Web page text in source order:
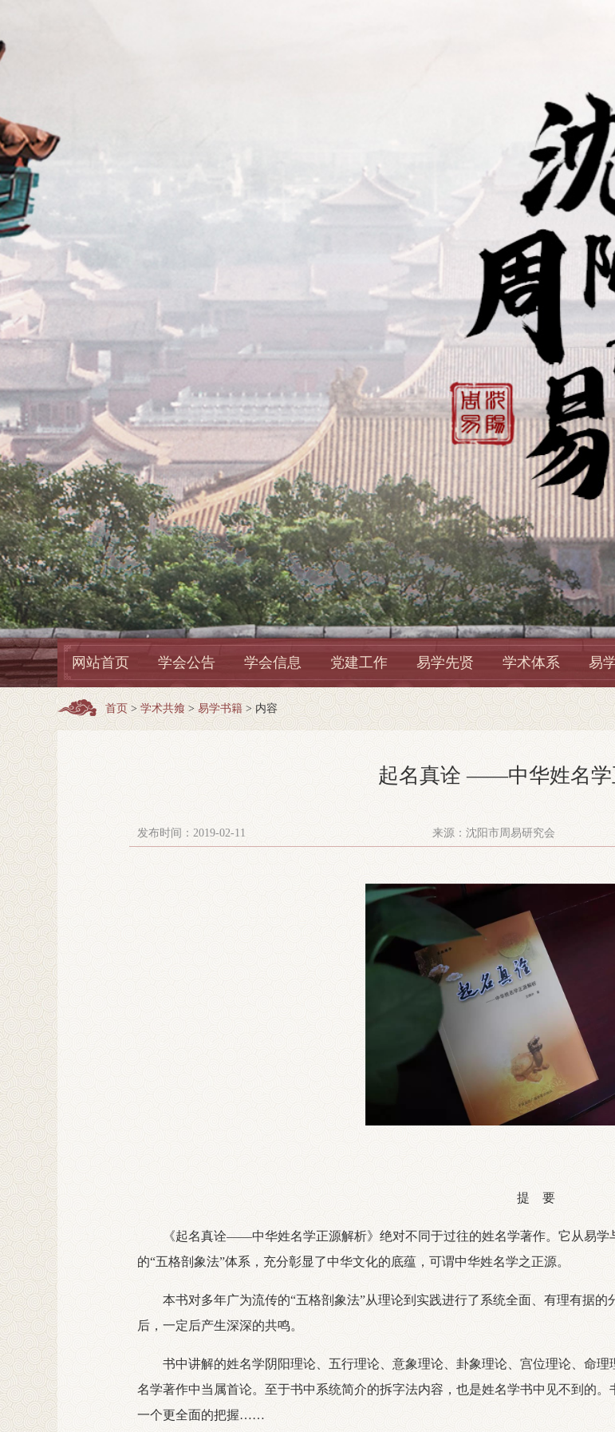
网站首页 学会公告 学会信息 党建工作 易学先贤 学术体系 易
首页 > 学术共飨 > 易学书籍 > 内容
起名真诠 ——中华姓名学
发布时间：2019-02-11 来源：沈阳市周易研究会
提 要
《起名真诠——中华姓名学正源解析》绝对不同于过往的姓名学著作。它从易学
的“五格剖象法”体系，充分彰显了中华文化的底蕴，可谓中华姓名学之正源。
本书对多年广为流传的“五格剖象法”从理论到实践进行了系统全面、有理有据的
后，一定后产生深深的共鸣。
书中讲解的姓名学阴阳理论、五行理论、意象理论、卦象理论、宫位理论、命理
名学著作中当属首论。至于书中系统简介的拆字法内容，也是姓名学书中见不到的
一个更全面的把握……